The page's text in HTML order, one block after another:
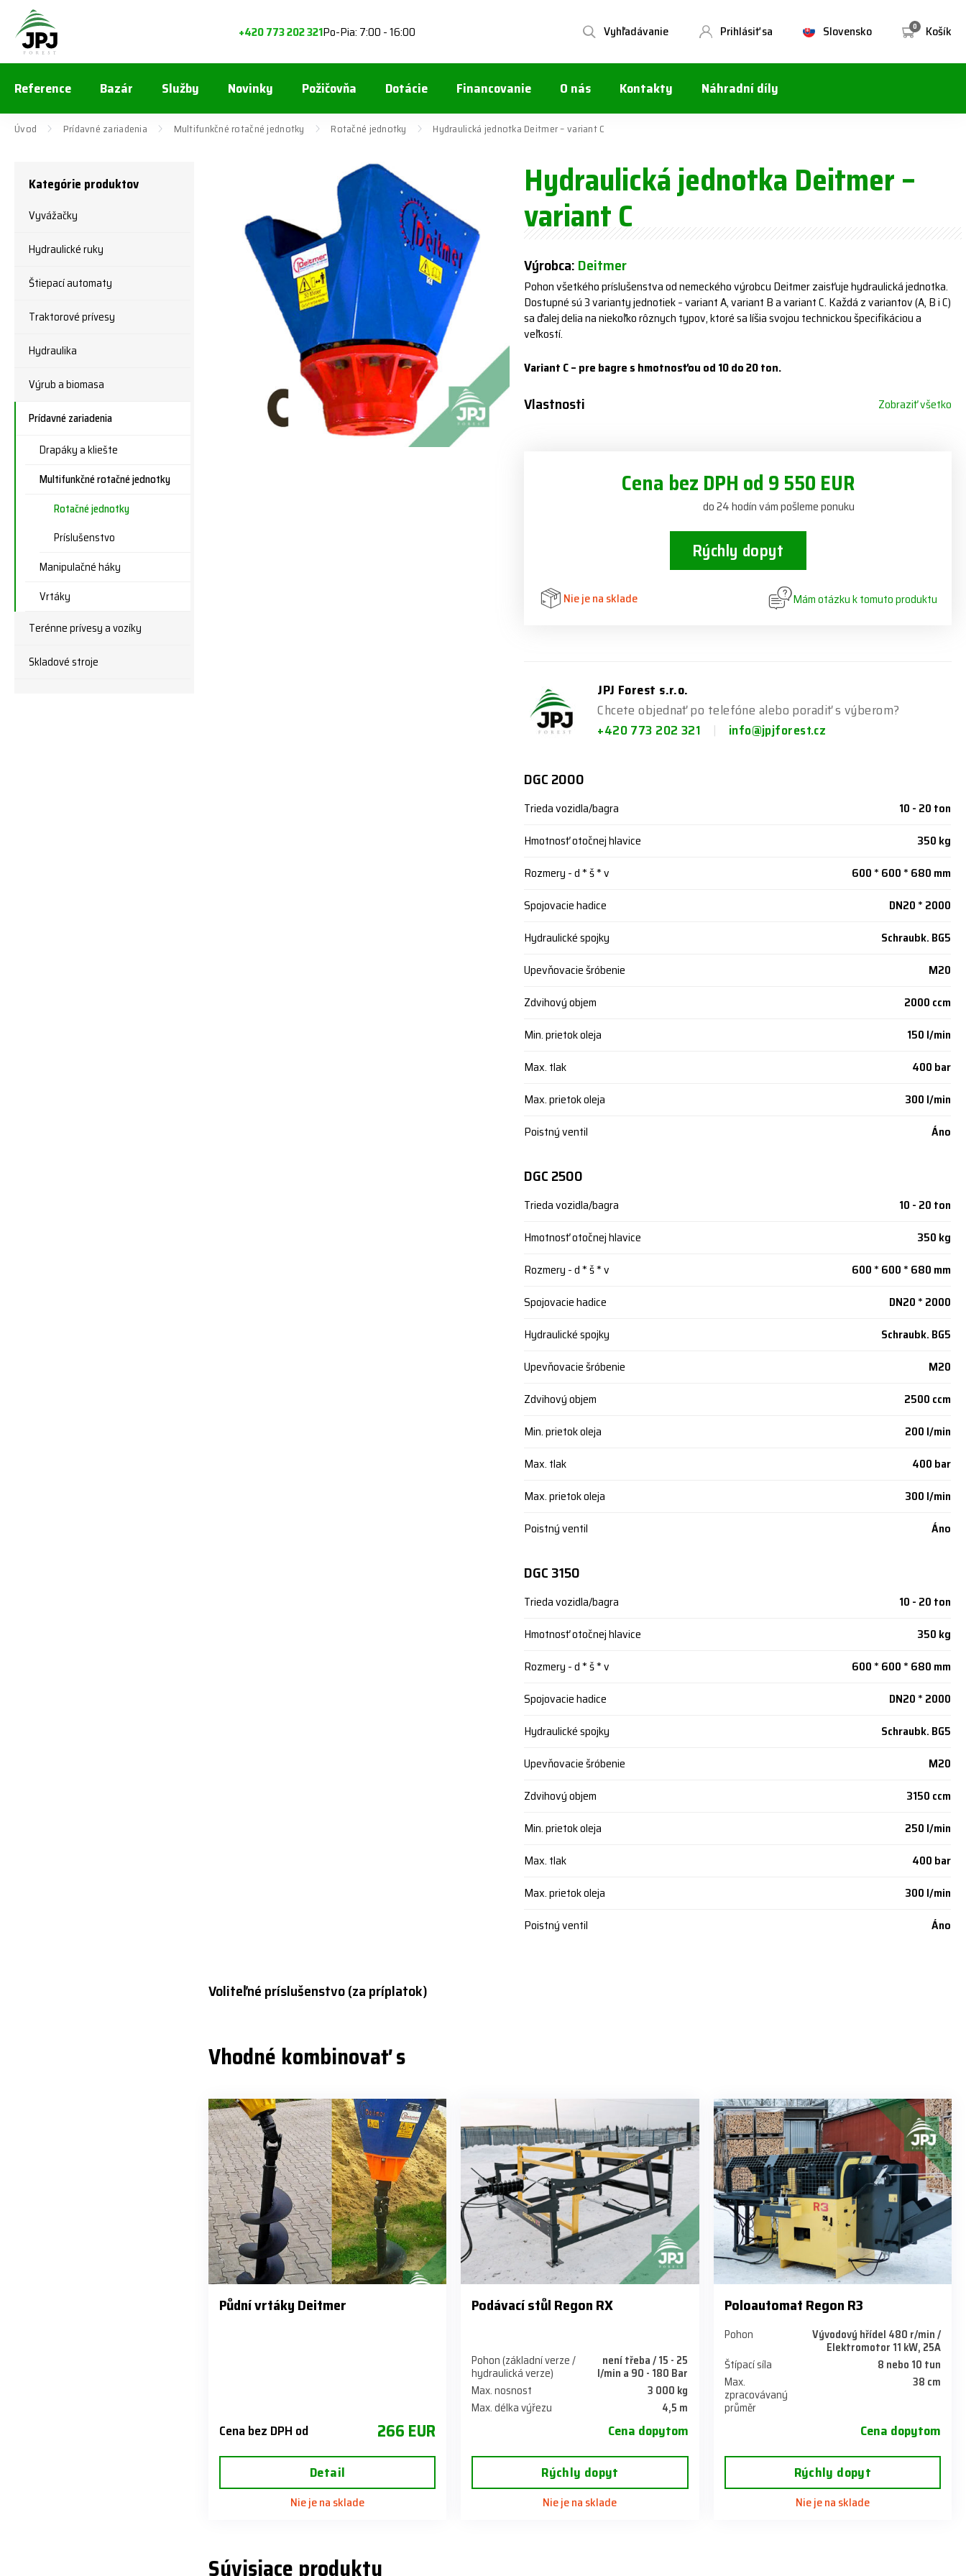
+420 773 202 321Po-Pia: 7:00 - 16:00 0 Košík
Slovensko
Prihlásiť sa
Vyhľadávanie
Reference Bazár Služby Novinky Požičovňa Dotácie Financovanie O nás Kontakty Náhradní díly
Úvod Prídavné zariadenia Multifunkčné rotačné jednotky Rotačné jednotky Hydraulická jednotka Deitmer – variant C
Kategórie produktov
Vyvážačky
Hydraulické ruky
Štiepací automaty
Traktorové prívesy
Hydraulika
Výrub a biomasa
Prídavné zariadenia
Drapáky a kliešte
Multifunkčné rotačné jednotky
Rotačné jednotky
Príslušenstvo
Manipulačné háky
Vrtáky
Terénne prívesy a vozíky
Skladové stroje
Hydraulická jednotka Deitmer –
variant C
Výrobca:Deitmer
Pohon všetkého príslušenstva od nemeckého výrobcu Deitmer zaisťuje hydraulická jednotka.
Dostupné sú 3 varianty jednotiek – variant A, variant B a variant C. Každá z variantov (A, B i C)
sa ďalej delia na niekoľko rôznych typov, ktoré sa líšia svojou technickou špecifikáciou a
veľkostí.
Variant C – pre bagre s hmotnosťou od 10 do 20 ton.
Vlastnosti Zobraziť všetko
Cena bez DPH od 9 550 EUR
do 24 hodín vám pošleme ponuku
Rýchly dopyt
Nie je na sklade Mám otázku k tomuto produktu
JPJ Forest s.r.o.
Chcete objednať po telefóne alebo poradiť s výberom?
+420 773 202 321
info@jpjforest.cz
DGC 2000
Trieda vozidla/bagra
10 - 20 ton
Hmotnosť otočnej hlavice
350 kg
Rozmery - d * š * v
600 * 600 * 680 mm
Spojovacie hadice
DN20 * 2000
Hydraulické spojky
Schraubk. BG5
Upevňovacie šróbenie
M20
Zdvihový objem
2000 ccm
Min. prietok oleja
150 l/min
Max. tlak
400 bar
Max. prietok oleja
300 l/min
Poistný ventil
Áno
DGC 2500
Trieda vozidla/bagra
10 - 20 ton
Hmotnosť otočnej hlavice
350 kg
Rozmery - d * š * v
600 * 600 * 680 mm
Spojovacie hadice
DN20 * 2000
Hydraulické spojky
Schraubk. BG5
Upevňovacie šróbenie
M20
Zdvihový objem
2500 ccm
Min. prietok oleja
200 l/min
Max. tlak
400 bar
Max. prietok oleja
300 l/min
Poistný ventil
Áno
DGC 3150
Trieda vozidla/bagra
10 - 20 ton
Hmotnosť otočnej hlavice
350 kg
Rozmery - d * š * v
600 * 600 * 680 mm
Spojovacie hadice
DN20 * 2000
Hydraulické spojky
Schraubk. BG5
Upevňovacie šróbenie
M20
Zdvihový objem
3150 ccm
Min. prietok oleja
250 l/min
Max. tlak
400 bar
Max. prietok oleja
300 l/min
Poistný ventil
Áno
Voliteľné príslušenstvo (za príplatok)
Vhodné kombinovať s
Půdní vrtáky Deitmer
Cena bez DPH od 266 EUR
Detail
Nie je na sklade
Podávací stůl Regon RX
Pohon (základní verze /
hydraulická verze)
není třeba / 15 - 25
l/min a 90 - 180 Bar
Max. nosnost
3 000 kg
Max. délka výřezu
4,5 m
Cena dopytom
Rýchly dopyt
Nie je na sklade
Poloautomat Regon R3
Pohon Vývodový hřídel 480 r/min /
Elektromotor 11 kW, 25A
Štípací síla
8 nebo 10 tun
Max.
zpracovávaný
průměr
38 cm
Cena dopytom
Rýchly dopyt
Nie je na sklade
Súvisiace produkty